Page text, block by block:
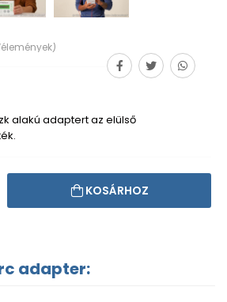
alakú adaptert az elülső
KOSÁRHOZ
adapter: